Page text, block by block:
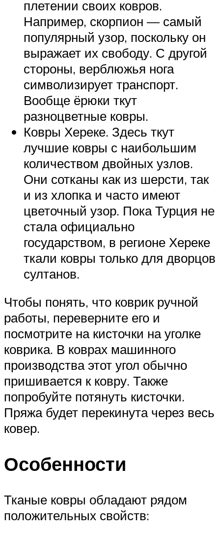
плетении своих ковров.
Например, скорпион — самый
популярный узор, поскольку он
выражает их свободу. С другой
стороны, верблюжья нога
символизирует транспорт.
Вообще ёрюки ткут
разноцветные ковры.
Ковры Хереке. Здесь ткут
лучшие ковры с наибольшим
количеством двойных узлов.
Они сотканы как из шерсти, так
и из хлопка и часто имеют
цветочный узор. Пока Турция не
стала официально
государством, в регионе Хереке
ткали ковры только для дворцов
султанов.
Чтобы понять, что коврик ручной
работы, переверните его и
посмотрите на кисточки на уголке
коврика. В коврах машинного
производства этот угол обычно
пришивается к ковру. Также
попробуйте потянуть кисточки.
Пряжа будет перекинута через весь
ковер.
Особенности
Тканые ковры обладают рядом
положительных свойств: